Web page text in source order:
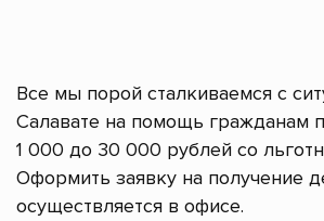
Все мы порой сталкиваемся с
Салавате на помощь гражданам
1 000 до 30 000 рублей со
Оформить заявку на получение
осуществляется в офисе.